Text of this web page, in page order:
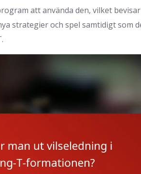
att använda den, vilket
strategier och spel samtidigt som